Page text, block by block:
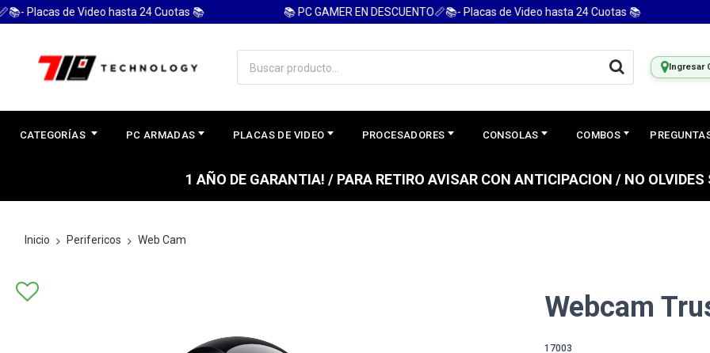
Placas de Video hasta 24 Cuotas 📚 📚 PC GAMER EN DESCUENTO📏📚- Placas de Video hasta 24 Cuotas 📚
Ingresar
CATEGORÍAS PC ARMADAS PLACAS DE VIDEO PROCESADORES CONSOLAS COMBOS
1 AÑO DE GARANTIA! / PARA RETIRO AVISAR CON ANTICIPACION / NO
Inicio Perifericos Web Cam
Webcam
17003